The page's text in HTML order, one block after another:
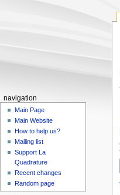
navigation
Main Page
Main Website
How to help us?
Mailing list
Support La
Quadrature
Recent changes
Random page